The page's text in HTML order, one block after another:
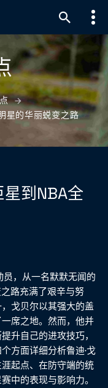
星的华丽蜕变之路
到NBA全
员，从一名默默无闻的
路充满了艰辛与努
戈贝尔以其强大的盖
席之地。然而，他并
升自己的进攻技巧，
方面详细分析鲁迪·戈
起点、在防守端的统
中的表现与影响力。